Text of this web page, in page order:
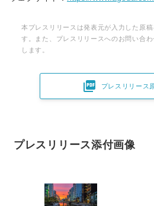
本プレスリリースは発表元が入力した原
す。また、プレスリリースへのお問い合
します。
 プレスリリース
プレスリリース添付画像